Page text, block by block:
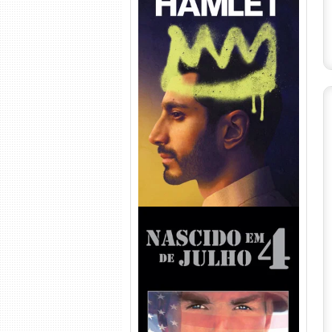
Hamlet Torrent (2026) WEB-
DL 1080p Dual Áudio
Nascido em 4 de Julho
Torrent (1989) WEB-DL 1080p